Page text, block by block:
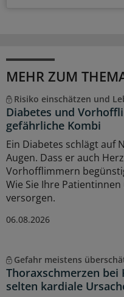
MEHR ZUM
Risiko einschätzen und
Diabetes und
gefährliche Kombi
Ein Diabetes schlägt auf
Augen. Dass er auch
Vorhofflimmern
Wie Sie Ihre
versorgen.
06.08.2026
Gefahr meistens
Thoraxschmerzen bei
selten kardiale